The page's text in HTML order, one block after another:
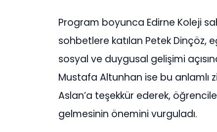
Program boyunca Edirne Koleji
sohbetlere katılan Petek Dinçöz,
sosyal ve duygusal gelişimi
Mustafa Altunhan ise bu anlamlı
Aslan’a teşekkür ederek,
gelmesinin önemini vurguladı.